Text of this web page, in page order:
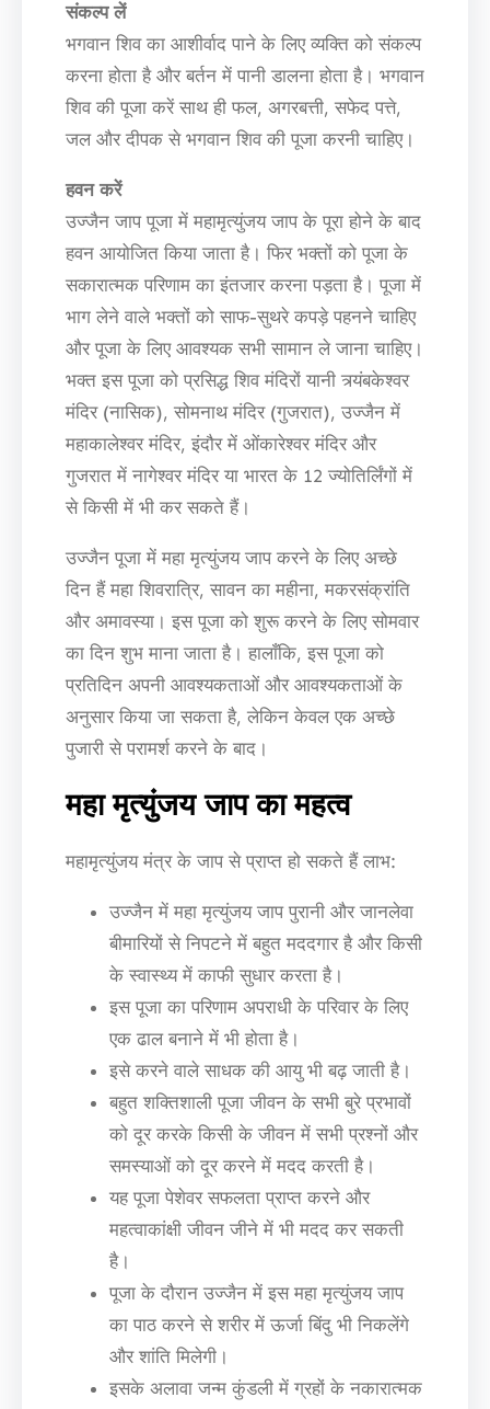
संकल्प लें
भगवान शिव का आशीर्वाद पाने के लिए व्यक्ति को संकल्प
करना होता है और बर्तन में पानी डालना होता है। भगवान
शिव की पूजा करें साथ ही फल, अगरबत्ती, सफेद पत्ते,
जल और दीपक से भगवान शिव की पूजा करनी चाहिए।
हवन करें
उज्जैन जाप पूजा में महामृत्युंजय जाप के पूरा होने के बाद
हवन आयोजित किया जाता है। फिर भक्तों को पूजा के
सकारात्मक परिणाम का इंतजार करना पड़ता है। पूजा में
भाग लेने वाले भक्तों को साफ-सुथरे कपड़े पहनने चाहिए
और पूजा के लिए आवश्यक सभी सामान ले जाना चाहिए।
भक्त इस पूजा को प्रसिद्ध शिव मंदिरों यानी त्र्यंबकेश्वर
मंदिर (नासिक), सोमनाथ मंदिर (गुजरात), उज्जैन में
महाकालेश्वर मंदिर, इंदौर में ओंकारेश्वर मंदिर और
गुजरात में नागेश्वर मंदिर या भारत के 12 ज्योतिर्लिंगों में
से किसी में भी कर सकते हैं।
उज्जैन पूजा में महा मृत्युंजय जाप करने के लिए अच्छे
दिन हैं महा शिवरात्रि, सावन का महीना, मकरसंक्रांति
और अमावस्या। इस पूजा को शुरू करने के लिए सोमवार
का दिन शुभ माना जाता है। हालाँकि, इस पूजा को
प्रतिदिन अपनी आवश्यकताओं और आवश्यकताओं के
अनुसार किया जा सकता है, लेकिन केवल एक अच्छे
पुजारी से परामर्श करने के बाद।
महा मृत्युंजय जाप का महत्व
महामृत्युंजय मंत्र के जाप से प्राप्त हो सकते हैं लाभ:
उज्जैन में महा मृत्युंजय जाप पुरानी और जानलेवा
बीमारियों से निपटने में बहुत मददगार है और किसी
के स्वास्थ्य में काफी सुधार करता है।
इस पूजा का परिणाम अपराधी के परिवार के लिए
एक ढाल बनाने में भी होता है।
इसे करने वाले साधक की आयु भी बढ़ जाती है।
बहुत शक्तिशाली पूजा जीवन के सभी बुरे प्रभावों
को दूर करके किसी के जीवन में सभी प्रश्नों और
समस्याओं को दूर करने में मदद करती है।
यह पूजा पेशेवर सफलता प्राप्त करने और
महत्वाकांक्षी जीवन जीने में भी मदद कर सकती
है।
पूजा के दौरान उज्जैन में इस महा मृत्युंजय जाप
का पाठ करने से शरीर में ऊर्जा बिंदु भी निकलेंगे
और शांति मिलेगी।
इसके अलावा जन्म कुंडली में ग्रहों के नकारात्मक